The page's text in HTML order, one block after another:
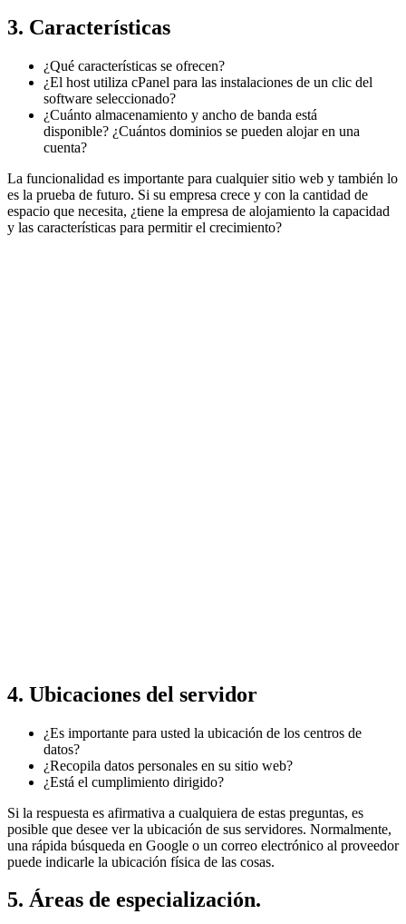
3. Características
¿Qué características se ofrecen?
¿El host utiliza cPanel para las instalaciones de un clic del
software seleccionado?
¿Cuánto almacenamiento y ancho de banda está
disponible? ¿Cuántos dominios se pueden alojar en una
cuenta?
La funcionalidad es importante para cualquier sitio web y también lo
es la prueba de futuro. Si su empresa crece y con la cantidad de
espacio que necesita, ¿tiene la empresa de alojamiento la capacidad
y las características para permitir el crecimiento?
4. Ubicaciones del servidor
¿Es importante para usted la ubicación de los centros de
datos?
¿Recopila datos personales en su sitio web?
¿Está el cumplimiento dirigido?
Si la respuesta es afirmativa a cualquiera de estas preguntas, es
posible que desee ver la ubicación de sus servidores. Normalmente,
una rápida búsqueda en Google o un correo electrónico al proveedor
puede indicarle la ubicación física de las cosas.
5. Áreas de especialización.